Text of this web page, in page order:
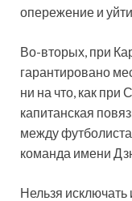
опережение и
Во-вторых, при
гарантировано
ни на что, как при
капитанская
между
команда имени
Нельзя